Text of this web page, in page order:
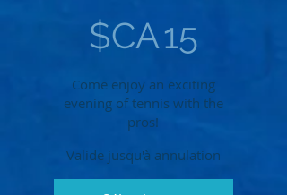
$CA15
Come enjoy an exciting
evening of tennis with the
pros!
Valide jusqu'à annulation